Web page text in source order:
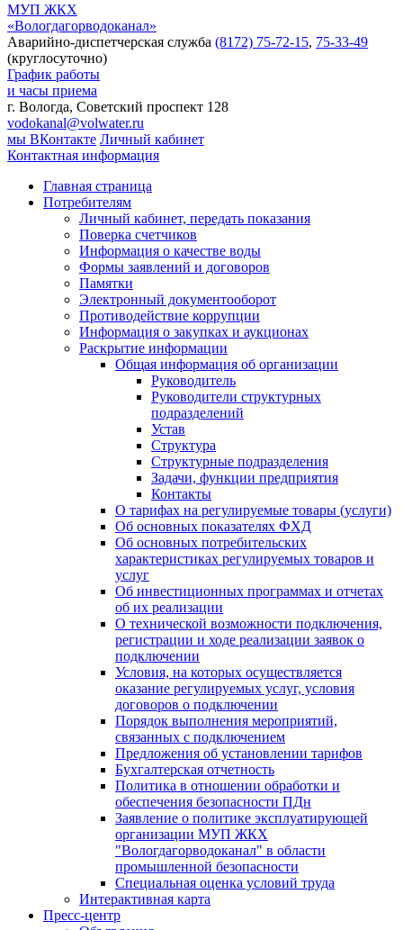
МУП ЖКХ
«Вологдагорводоканал»
Аварийно-диспетчерская служба (8172) 75-72-15, 75-33-49
(круглосуточно)
График работы
и часы приема
г. Вологда, Советский проспект 128
vodokanal@volwater.ru
мы ВКонтакте Личный кабинет
Контактная информация
Главная страница
Потребителям
Личный кабинет, передать показания
Поверка счетчиков
Информация о качестве воды
Формы заявлений и договоров
Памятки
Электронный документооборот
Противодействие коррупции
Информация о закупках и аукционах
Раскрытие информации
Общая информация об организации
Руководитель
Руководители структурных
подразделений
Устав
Структура
Структурные подразделения
Задачи, функции предприятия
Контакты
О тарифах на регулируемые товары (услуги)
Об основных показателях ФХД
Об основных потребительских
характеристиках регулируемых товаров и
услуг
Об инвестиционных программах и отчетах
об их реализации
О технической возможности подключения,
регистрации и ходе реализации заявок о
подключении
Условия, на которых осуществляется
оказание регулируемых услуг, условия
договоров о подключении
Порядок выполнения мероприятий,
связанных с подключением
Предложения об установлении тарифов
Бухгалтерская отчетность
Политика в отношении обработки и
обеспечения безопасности ПДн
Заявление о политике эксплуатирующей
организации МУП ЖКХ
"Вологдагорводоканал" в области
промышленной безопасности
Специальная оценка условий труда
Интерактивная карта
Пресс-центр